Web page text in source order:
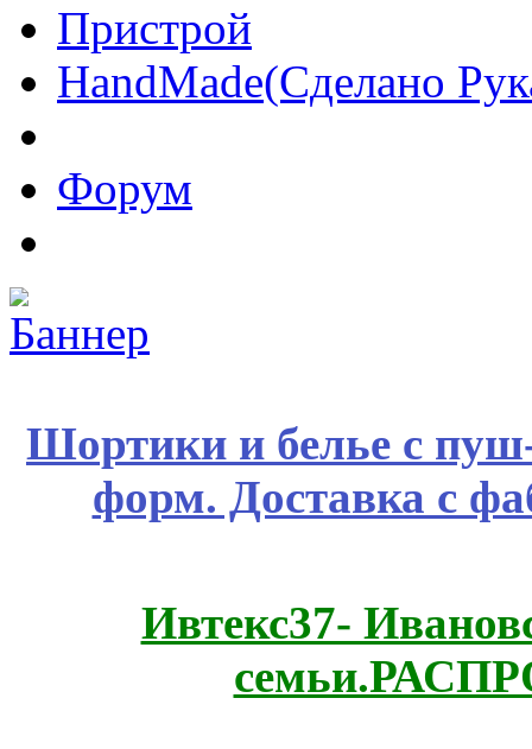
Пристрой
HandMade(Сделано
Форум
Шортики и белье с
форм. Доставка с
Ивтекс37-